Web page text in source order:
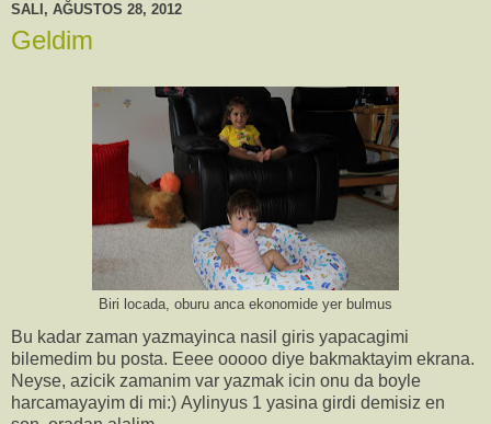
SALI, AĞUSTOS 28, 2012
Geldim
Biri locada, oburu anca ekonomide yer bulmus
Bu kadar zaman yazmayinca nasil giris yapacagimi
bilemedim bu posta. Eeee ooooo diye bakmaktayim ekrana.
Neyse, azicik zamanim var yazmak icin onu da boyle
harcamayayim di mi:) Aylinyus 1 yasina girdi demisiz en